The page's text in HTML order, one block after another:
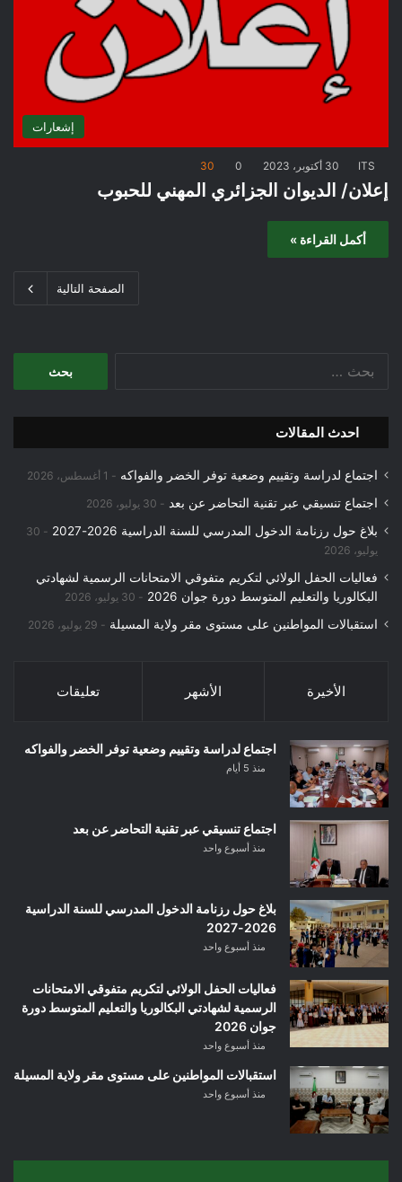
إشعارات
ITS 30 أكتوبر، 2023 0
30
إعلان/ الديوان الجزائري المهني للحبوب
أكمل القراءة »
الصفحة التالية
ح
ن
احدث المقالات
اجتماع لدراسة وتقييم وضعية توفر الخضر والفواكه 1 أغسطس، 2026
اجتماع تنسيقي عبر تقنية التحاضر عن بعد 30 يوليو، 2026
بلاغ حول رزنامة الدخول المدرسي للسنة الدراسية 2026-2027
30
يوليو، 2026
فعاليات الحفل الولائي لتكريم متفوقي الامتحانات الرسمية لشهادتي
البكالوريا والتعليم المتوسط دورة جوان 2026
30 يوليو، 2026
استقبالات المواطنين على مستوى مقر ولاية المسيلة 29 يوليو، 2026
الأخيرة الأشهر تعليقات
اجتماع لدراسة وتقييم وضعية توفر الخضر والفواكه
منذ 5 أيام
اجتماع تنسيقي عبر تقنية التحاضر عن بعد
منذ أسبوع واحد
بلاغ حول رزنامة الدخول المدرسي للسنة الدراسية
2026-2027
منذ أسبوع واحد
فعاليات الحفل الولائي لتكريم متفوقي الامتحانات
الرسمية لشهادتي البكالوريا والتعليم المتوسط دورة
جوان 2026
منذ أسبوع واحد
استقبالات المواطنين على مستوى مقر ولاية المسيلة
منذ أسبوع واحد